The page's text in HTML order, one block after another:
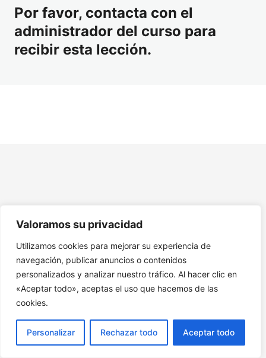
Valoramos su privacidad
Utilizamos cookies para mejorar su experiencia de
navegación, publicar anuncios o contenidos
personalizados y analizar nuestro tráfico. Al hacer clic en
«Aceptar todo», aceptas el uso que hacemos de las
cookies.
Personalizar Rechazar todo Aceptar todo
Módulo 2. Psicología y Dinámicas de la Convivencia
Intergeneracional
Módulo 3. Diseño de Espacios para Coliving
Intergeneracional
Módulo 9. Coliving Intergeneracional en el Contexto
10. Recursos Adicionales Monográfico Coliving para
Jóvenes y Seniors. Coliving Intergeneracional.
Por favor, contacta con el
administrador del curso para
recibir esta lección.